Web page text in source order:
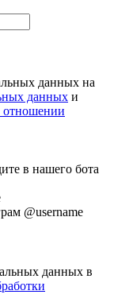
данных на
данных и
отношении
в нашего бота
@username
данных в